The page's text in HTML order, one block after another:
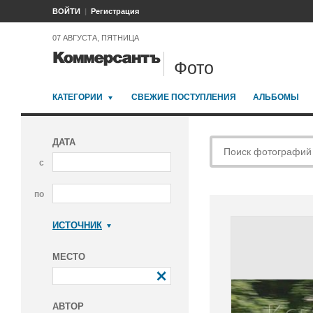
ВОЙТИ Регистрация
07 АВГУСТА, ПЯТНИЦА
Фото
КАТЕГОРИИ СВЕЖИЕ ПОСТУПЛЕНИЯ АЛЬБОМЫ
ДАТА
с
по
ИСТОЧНИК
МЕСТО
АВТОР